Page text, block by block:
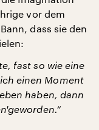
vor dem
dass sie den
fast so wie eine
einen Moment
haben, dann